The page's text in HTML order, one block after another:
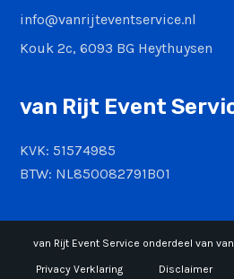
info@vanrijteventservice.nl
Kouk 2c, 6093 BG Heythuysen
van Rijt Event
KVK: 51574985
BTW: NL850082791B01
van Rijt Event Service onderdeel van
Privacy Verklaring Disclaimer